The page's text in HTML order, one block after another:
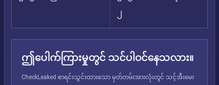
၂
ဤပေါက်ကြားမှုတွင် သင်ပါဝင်နေသလား။
CheckLeaked စာရင်းသွင်းထားသော မှတ်တမ်းအားလုံးတွင် သင့်အီးမေး